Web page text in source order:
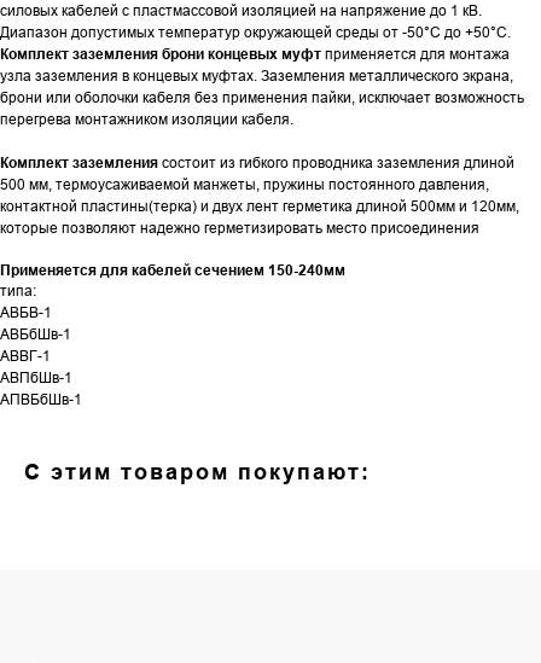
силовых кабелей с пластмассовой изоляцией на напряжение до 1 кВ.
Диапазон допустимых температур окружающей среды от -50°С до +50°С.
Комплект заземления брони концевых муфт применяется для монтажа
узла заземления в концевых муфтах. Заземления металлического экрана,
брони или оболочки кабеля без применения пайки, исключает возможность
перегрева монтажником изоляции кабеля.
Комплект заземления состоит из гибкого проводника заземления длиной
500 мм, термоусаживаемой манжеты, пружины постоянного давления,
контактной пластины(терка) и двух лент герметика длиной 500мм и 120мм,
которые позволяют надежно герметизировать место присоединения
Применяется для кабелей сечением 150-240мм
типа:
АВБВ-1
АВБбШв-1
АВВГ-1
АВПбШв-1
АПВБбШв-1
С этим товаром покупают: